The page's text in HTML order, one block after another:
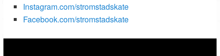
Instagram.com/stromstadskate
Facebook.com/stromstadskate